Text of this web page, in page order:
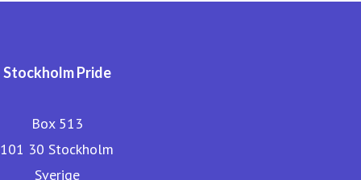
Stockholm Pride
Box 513
101 30 Stockholm
Sverige